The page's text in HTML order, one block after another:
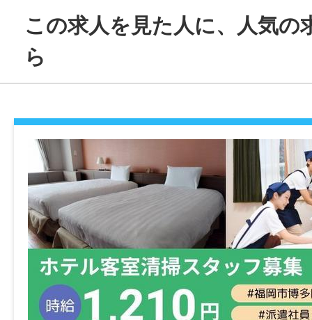
就業場所
最寄り駅：「博多駅」から徒歩19分、「吉
15分、「東⽐恵駅」から徒歩16分
最寄り駅
「博多駅」から徒歩19分、「吉塚駅」から
⽐恵駅」から徒歩16分
給与
時給 1,210円
給与モデル
この求人を見た人に、人気の
ら